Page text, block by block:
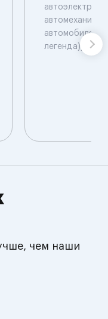
автоэлектрик и
автомеханик
автомобилям.
легенда))
чем наши